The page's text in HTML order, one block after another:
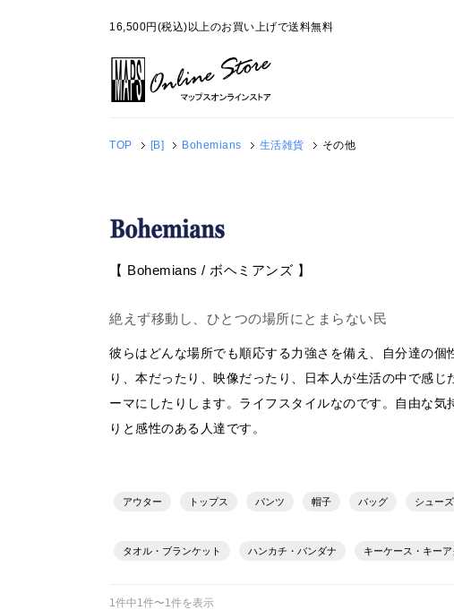
16,500円(税込)以上のお買い上げで送料無料
TOP [B] Bohemians 生活雑貨 その他
【 Bohemians / ボヘミアンズ 】
絶えず移動し、ひとつの場所にとまらない民
彼らはどんな場所でも順応する力強さを備え、自分達の
り、本だったり、映像だったり、日本人が生活の中で感
ーマにしたりします。ライフスタイルなのです。自由な
りと感性のある人達です。
アウター トップス パンツ 帽子 バッグ シューズ
タオル・ブランケット ハンカチ・バンダナ キーケース・キー
1件中1件〜1件を表示